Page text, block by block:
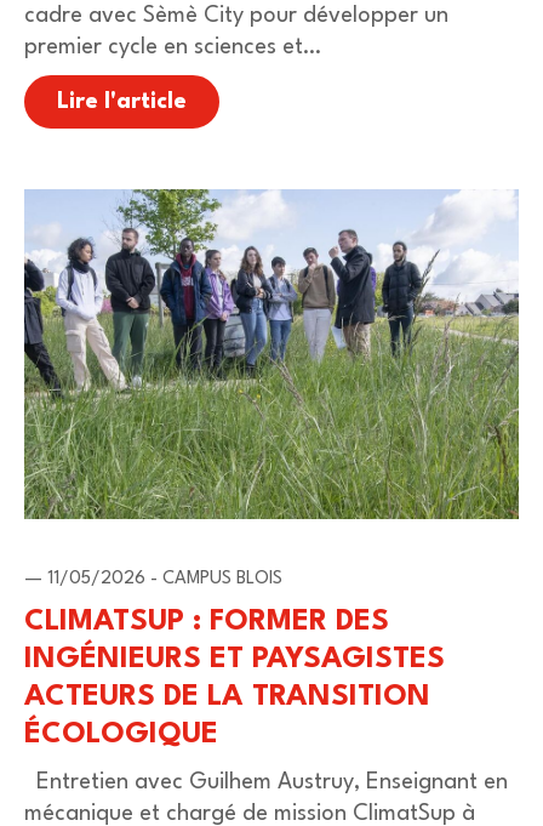
cadre avec Sèmè City pour développer un
premier cycle en sciences et…
Lire l'article
— 11/05/2026 - CAMPUS BLOIS
CLIMATSUP : FORMER DES
INGÉNIEURS ET PAYSAGISTES
ACTEURS DE LA TRANSITION
ÉCOLOGIQUE
Entretien avec Guilhem Austruy, Enseignant en
mécanique et chargé de mission ClimatSup à